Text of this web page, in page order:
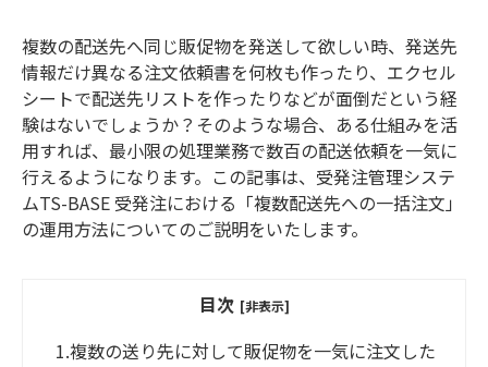
複数の配送先へ同じ販促物を発送して欲しい時、発送先
情報だけ異なる注文依頼書を何枚も作ったり、エクセル
シートで配送先リストを作ったりなどが面倒だという経
験はないでしょうか？そのような場合、ある仕組みを活
用すれば、最小限の処理業務で数百の配送依頼を一気に
行えるようになります。この記事は、受発注管理システ
ムTS-BASE 受発注における「複数配送先への一括注文」
の運用方法についてのご説明をいたします。
目次 [非表示]
1.複数の送り先に対して販促物を一気に注文した